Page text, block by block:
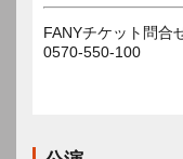
FANYチケット問合
0570-550-100